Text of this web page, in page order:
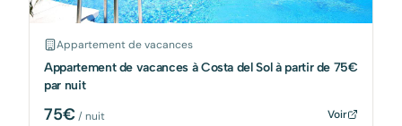
Appartement de vacances
Appartement de vacances à Costa del Sol à partir de 75€
par nuit
75€/ nuit Voir